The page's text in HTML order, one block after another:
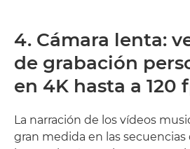
4. Cámara lenta:
de grabación
en 4K hasta a 120
La narración de los vídeos
gran medida en las secuencias